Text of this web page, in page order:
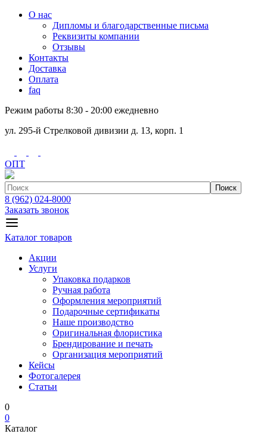
О нас
Дипломы и благодарственные письма
Реквизиты компании
Отзывы
Контакты
Доставка
Оплата
faq
Режим работы 8:30 - 20:00 ежедневно
ул. 295-й Стрелковой дивизии д. 13, корп. 1
ОПТ
Поиск
8 (962) 024-8000
Заказать звонок
Каталог товаров
Акции
Услуги
Упаковка подарков
Ручная работа
Оформления мероприятий
Подарочные сертификаты
Наше производство
Оригинальная флористика
Брендирование и печать
Организация мероприятий
Кейсы
Фотогалерея
Статьи
0
0
Каталог